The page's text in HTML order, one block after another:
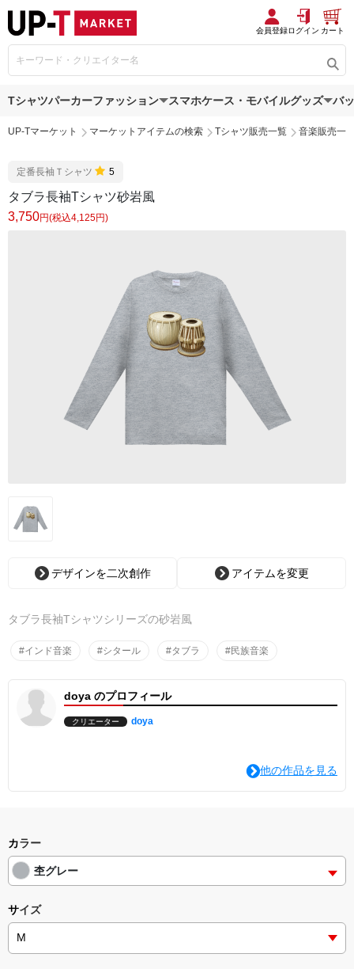
会員登録ログイン カート
Tシャツパーカーファッション スマホケース・モバイルグッズ バ
UP-Tマーケット マーケットアイテムの検索 Tシャツ販売一覧 音楽販売一
定番長袖Ｔシャツ 5
タブラ長袖Tシャツ砂岩風
3,750円(税込4,125円)
デザインを二次創作 アイテムを変更
タブラ長袖Tシャツシリーズの砂岩風
#インド音楽 #シタール #タブラ #民族音楽
doya のプロフィール
クリエーター doya
他の作品を見る
カラー
杢グレー
サイズ